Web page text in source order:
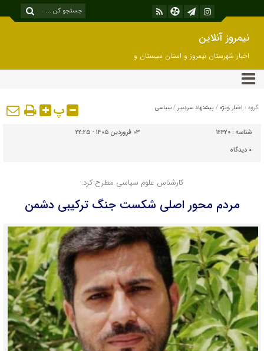
نیمروز آنلاین
اخبار شهرستان نیمروز و استان سیستان و
بلوچستان
گروه : اخبار ویژه / پیشنهاد سردبیر / سیاسی پ
شناسه : 12320
۰۳ فروردین ۱۴۰۵ - ۲۲:۲۵
۰ دیدگاه
کارشناس علوم سیاسی مطرح کرد:
مردم محور اصلی شکست جنگ ترکیبی دشمن